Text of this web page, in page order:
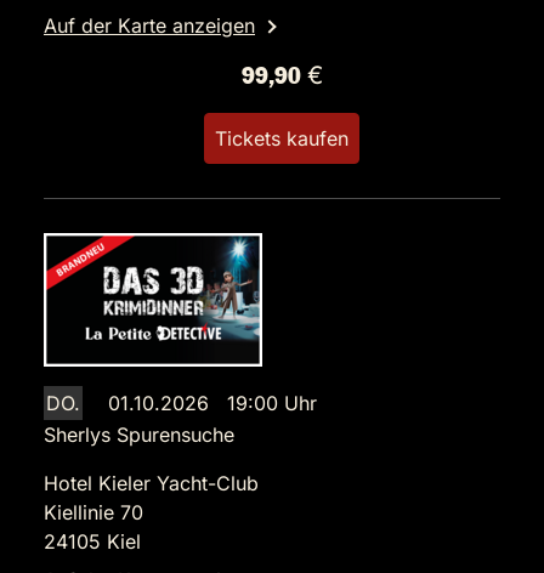
Auf der Karte anzeigen
99,90 €
Tickets kaufen
DO.
01.10.2026 19:00 Uhr
Sherlys Spurensuche
Hotel Kieler Yacht-Club
Kiellinie 70
24105 Kiel